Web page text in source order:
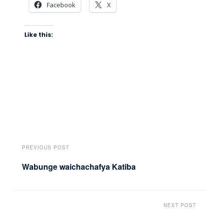
Facebook X
Like this:
PREVIOUS POST
Wabunge waichachafya Katiba
NEXT POST